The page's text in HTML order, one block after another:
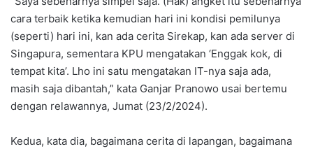
cara terbaik ketika kemudian hari ini kondisi pemilunya
(seperti) hari ini, kan ada cerita Sirekap, kan ada server di
Singapura, sementara KPU mengatakan ‘Enggak kok, di
tempat kita’. Lho ini satu mengatakan IT-nya saja ada,
masih saja dibantah,” kata Ganjar Pranowo usai bertemu
dengan relawannya, Jumat (23/2/2024).
Kedua, kata dia, bagaimana cerita di lapangan, bagaimana